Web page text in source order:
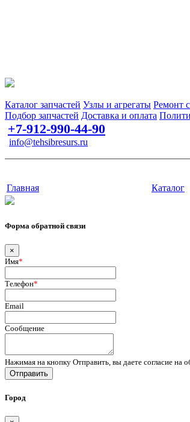
Каталог запчастей Узлы и агрегаты Ремонт
Подбор запчастей Доставка и оплата
+7-912-990-44-90
info@tehsibresurs.ru
Главная Каталог
Форма обратной связи
×
Имя*
Телефон*
Email
Сообщение
Нажимая на кнопку Отправить, вы даете согласие на
Отправить
Город